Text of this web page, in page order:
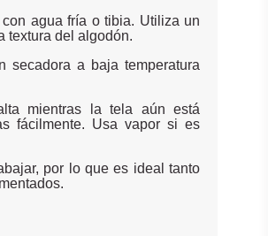
agua fría o tibia. Utiliza un
textura del algodón.
secadora a baja temperatura
mientras la tela aún está
fácilmente. Usa vapor si es
por lo que es ideal tanto